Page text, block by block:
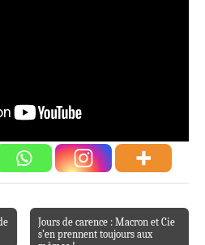
Jours de carence : Macron et Cie
s’en prennent toujours aux